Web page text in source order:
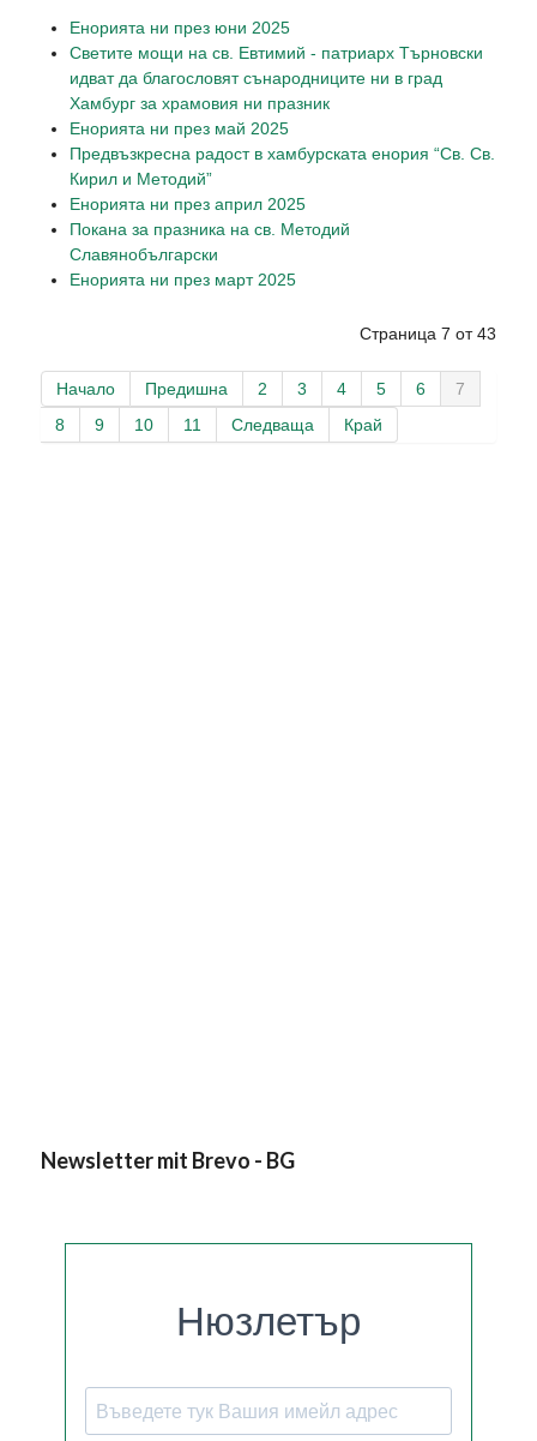
Енорията ни през юни 2025
Светите мощи на св. Евтимий - патриарх Търновски
идват да благословят сънародниците ни в град
Хамбург за храмовия ни празник
Енорията ни през май 2025
Предвъзкресна радост в хамбурската енория “Св. Св.
Кирил и Методий”
Енорията ни през април 2025
Покана за празника на св. Методий
Славянобългарски
Енорията ни през март 2025
Страница 7 от 43
Начало Предишна 2 3 4 5 6
7
8
9 10 11 Следваща Край
Newsletter mit Brevo - BG